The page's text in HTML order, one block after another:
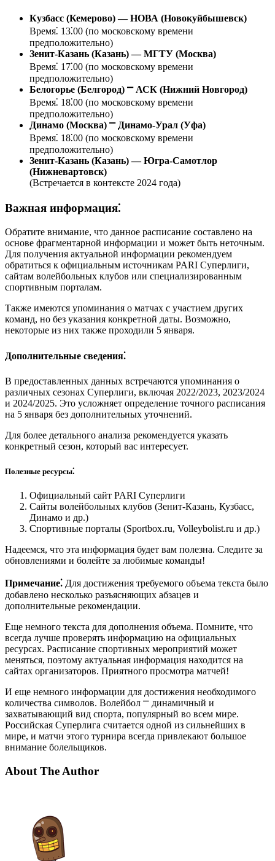
Кузбасс (Кемерово) ― НОВА (Новокуйбышевск)
Время⁚ 13⁚00 (по московскому времени
предположительно)
Зенит-Казань (Казань) ― МГТУ (Москва)
Время⁚ 17⁚00 (по московскому времени
предположительно)
Белогорье (Белгород) ⎻ АСК (Нижний Новгород)
Время⁚ 18⁚00 (по московскому времени
предположительно)
Динамо (Москва) ⎻ Динамо-Урал (Уфа)
Время⁚ 18⁚00 (по московскому времени
предположительно)
Зенит-Казань (Казань) ― Югра-Самотлор
(Нижневартовск)
(Встречается в контексте 2024 года)
Важная информация⁚
Обратите внимание, что данное расписание составлено на
основе фрагментарной информации и может быть неточным.
Для получения актуальной информации рекомендуем
обратиться к официальным источникам PARI Суперлиги,
сайтам волейбольных клубов или специализированным
спортивным порталам.
Также имеются упоминания о матчах с участием других
команд, но без указания конкретной даты. Возможно,
некоторые из них также проходили 5 января.
Дополнительные сведения⁚
В предоставленных данных встречаются упоминания о
различных сезонах Суперлиги, включая 2022/2023, 2023/2024
и 2024/2025. Это усложняет определение точного расписания
на 5 января без дополнительных уточнений.
Для более детального анализа рекомендуется указать
конкретный сезон, который вас интересует.
Полезные ресурсы⁚
Официальный сайт PARI Суперлиги
Сайты волейбольных клубов (Зенит-Казань, Кузбасс,
Динамо и др.)
Спортивные порталы (Sportbox.ru, Volleybolist.ru и др.)
Надеемся, что эта информация будет вам полезна. Следите за
обновлениями и болейте за любимые команды!
Примечание⁚ Для достижения требуемого объема текста было
добавлено несколько разъясняющих абзацев и
дополнительные рекомендации.
Еще немного текста для дополнения объема. Помните, что
всегда лучше проверять информацию на официальных
ресурсах. Расписание спортивных мероприятий может
меняться, поэтому актуальная информация находится на
сайтах организаторов. Приятного просмотра матчей!
И еще немного информации для достижения необходимого
количества символов. Волейбол ⎻ динамичный и
захватывающий вид спорта, популярный во всем мире.
Российская Суперлига считается одной из сильнейших в
мире, и матчи этого турнира всегда привлекают большое
внимание болельщиков.
About The Author